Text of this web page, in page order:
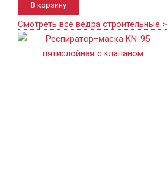
В корзину
Смотреть все ведра строительные >